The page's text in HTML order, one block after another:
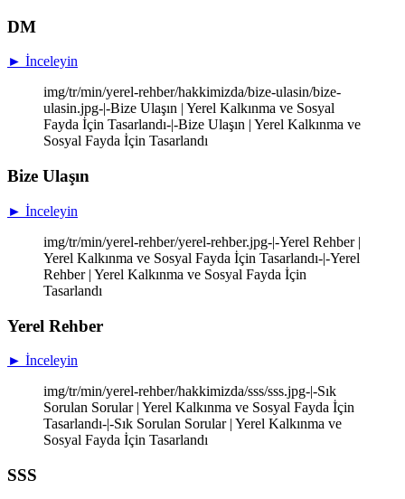
DM
► İnceleyin
img/tr/min/yerel-rehber/hakkimizda/bize-ulasin/bize-
ulasin.jpg-|-Bize Ulaşın | Yerel Kalkınma ve Sosyal
Fayda İçin Tasarlandı-|-Bize Ulaşın | Yerel Kalkınma ve
Sosyal Fayda İçin Tasarlandı
Bize Ulaşın
► İnceleyin
img/tr/min/yerel-rehber/yerel-rehber.jpg-|-Yerel Rehber |
Yerel Kalkınma ve Sosyal Fayda İçin Tasarlandı-|-Yerel
Rehber | Yerel Kalkınma ve Sosyal Fayda İçin
Tasarlandı
Yerel Rehber
► İnceleyin
img/tr/min/yerel-rehber/hakkimizda/sss/sss.jpg-|-Sık
Sorulan Sorular | Yerel Kalkınma ve Sosyal Fayda İçin
Tasarlandı-|-Sık Sorulan Sorular | Yerel Kalkınma ve
Sosyal Fayda İçin Tasarlandı
SSS